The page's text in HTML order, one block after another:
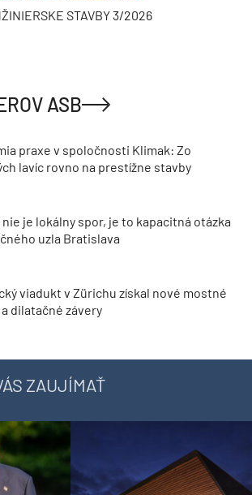
STAVBY 3/2026
ASB
praxe v spoločnosti Klimak: Zo
lavíc rovno na prestížne stavby
je lokálny spor, je to kapacitná otázka
uzla Bratislava
viadukt v Zürichu získal nové mostné
dilatačné závery
ZAUJÍMAŤ